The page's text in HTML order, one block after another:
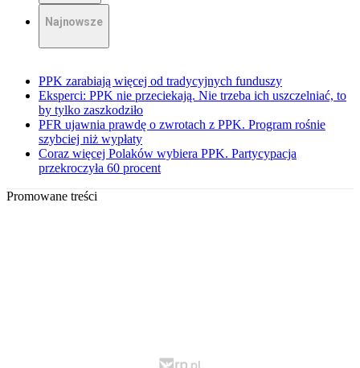
Najnowsze
PPK zarabiają więcej od tradycyjnych funduszy
Eksperci: PPK nie przeciekają. Nie trzeba ich uszczelniać, to
by tylko zaszkodziło
PFR ujawnia prawdę o zwrotach z PPK. Program rośnie
szybciej niż wypłaty
Coraz więcej Polaków wybiera PPK. Partycypacja
przekroczyła 60 procent
Promowane treści